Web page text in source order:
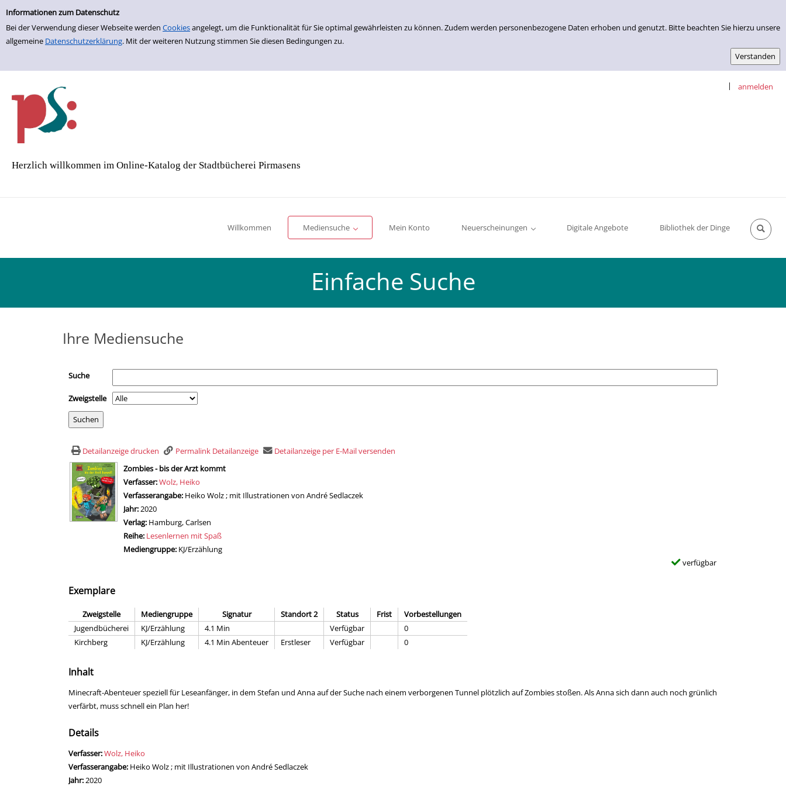
Einfache Suche
Informationen zum Datenschutz
Bei der Verwendung dieser Webseite werden Cookiesangelegt, um die Funktionalität für Sie optimal gewährleisten zu können. Zudem werden personenbezogene Daten erhoben und genutzt. Bitte beachten Sie hierzu unsere
allgemeine Datenschutzerklärung. Mit der weiteren Nutzung stimmen Sie diesen Bedingungen zu.
Zur Detailanzeige springen
Herzlich willkommen im Online-Katalog der Stadtbücherei Pirmasens
| anmelden
Willkommen
Mediensuche
Mein Konto
Neuerscheinungen
Digitale Angebote Bibliothek der Dinge
Einfache Suche
Ihre Mediensuche
Suche
Zweigstelle
Detailanzeige drucken Permalink Detailanzeige
Detailanzeige per E-Mail versenden
wird in neuem Tab geöffnet
Zombies - bis der Arzt kommt
Verfasser:Suche nach diesem Verfasser
Wolz, Heiko
Verfasserangabe: Heiko Wolz ; mit Illustrationen von André Sedlaczek
Jahr:2020
Verlag: Hamburg, Carlsen
Reihe: Lesenlernen mit Spaß
Mediengruppe: KJ/Erzählung
verfügbar
Exemplare
Zweigstelle Mediengruppe Signatur Standort 2 Status Frist
Vorbestellungen
Jugendbücherei
KJ/Erzählung 4.1 Min Verfügbar
0
Kirchberg
KJ/Erzählung 4.1 Min Abenteuer Erstleser Verfügbar 0
Inhalt
Minecraft-Abenteuer speziell für Leseanfänger, in dem Stefan und Anna auf der Suche nach einem verborgenen Tunnel plötzlich auf Zombies stoßen. Als Anna sich dann auch noch grünlich
verfärbt, muss schnell ein Plan her!
Details
Verfasser:Suche nach diesem Verfasser
Wolz, Heiko
Verfasserangabe: Heiko Wolz ; mit Illustrationen von André Sedlaczek
Jahr:2020